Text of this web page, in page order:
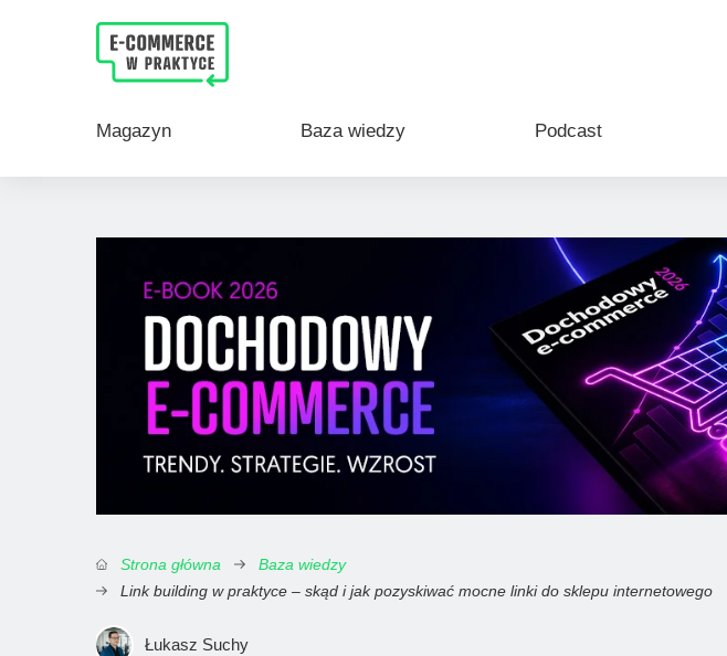
Magazyn E-commerce w praktyce. Rzetelne źródło wiedzy o e-handlu
Magazyn Baza wiedzy Podcast
Strona główna
Baza wiedzy
Link building w praktyce – skąd i jak pozyskiwać mocne linki do sklepu internetowego
Łukasz Suchy